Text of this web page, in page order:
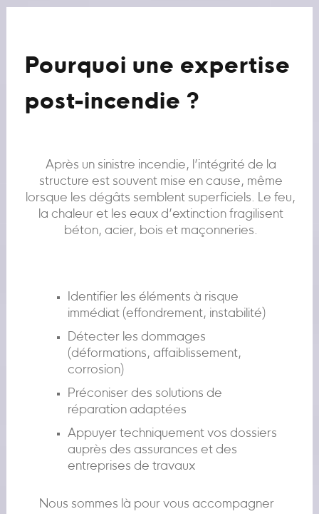
Pourquoi une expertise
post-incendie ?
Après un sinistre incendie, l’intégrité de la
structure est souvent mise en cause, même
lorsque les dégâts semblent superficiels. Le feu,
la chaleur et les eaux d’extinction fragilisent
béton, acier, bois et maçonneries.
Identifier les éléments à risque
immédiat (effondrement, instabilité)
Détecter les dommages
(déformations, affaiblissement,
corrosion)
Préconiser des solutions de
réparation adaptées
Appuyer techniquement vos dossiers
auprès des assurances et des
entreprises de travaux
Nous sommes là pour vous accompagner